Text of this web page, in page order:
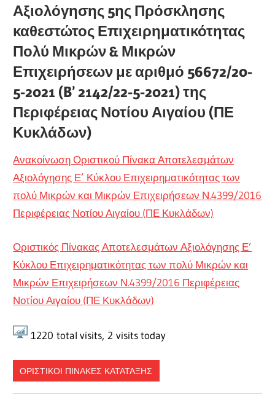
Αξιολόγησης 5ης Πρόσκλησης
καθεστώτος Επιχειρηματικότητας
Πολύ Μικρών & Μικρών
Επιχειρήσεων με αριθμό 56672/20-
5-2021 (B’ 2142/22-5-2021) της
Περιφέρειας Νοτίου Αιγαίου (ΠΕ
Κυκλάδων)
Ανακοίνωση Οριστικού Πίνακα Αποτελεσμάτων
Αξιολόγησης Ε’ Κύκλου Επιχειρηματικότητας των
πολύ Μικρών και Μικρών Επιχειρήσεων Ν.4399/2016
Περιφέρειας Νοτίου Αιγαίου (ΠΕ Κυκλάδων)
Οριστικός Πίνακας Αποτελεσμάτων Αξιολόγησης Ε’
Κύκλου Επιχειρηματικότητας των πολύ Μικρών και
Μικρών Επιχειρήσεων Ν.4399/2016 Περιφέρειας
Νοτίου Αιγαίου (ΠΕ Κυκλάδων)
1220 total visits, 2 visits today
ΟΡΙΣΤΙΚΟΙ ΠΙΝΑΚΕΣ ΚΑΤΑΤΑΞΗΣ